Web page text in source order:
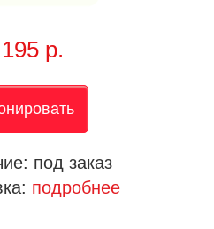
р.
под заказ
подробнее